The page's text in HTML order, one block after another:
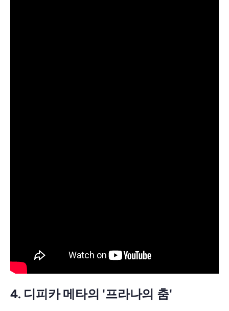
4. 디피카 메타의 '프라나의 춤'